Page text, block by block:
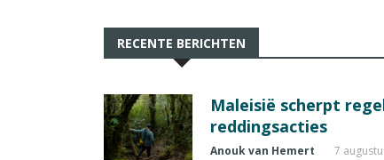
RECENTE BERICHTEN
Maleisië scherpt
reddingsacties
Anouk van Hemert 7